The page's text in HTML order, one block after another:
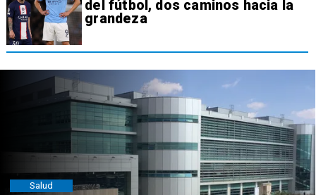
del fútbol, dos caminos hacia la
grandeza
Salud